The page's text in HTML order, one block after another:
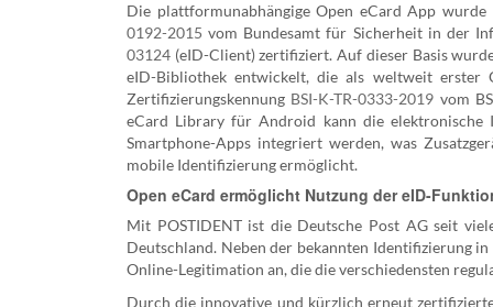
Die plattformunabhängige Open eCard App
0192-2015 vom Bundesamt für Sicherheit in der
03124 (eID-Client) zertifiziert. Auf dieser Basis
eID-Bibliothek entwickelt, die als weltweit erster
Zertifizierungskennung BSI-K-TR-0333-2019 vom
eCard Library für Android kann die elektronische
Smartphone-Apps integriert werden, was
mobile Identifizierung ermöglicht.
Open eCard ermöglicht Nutzung der eID-
Mit POSTIDENT ist die Deutsche Post AG seit
Deutschland. Neben der bekannten Identifizierung
Online-Legitimation an, die die verschiedensten
Durch die innovative und kürzlich erneut